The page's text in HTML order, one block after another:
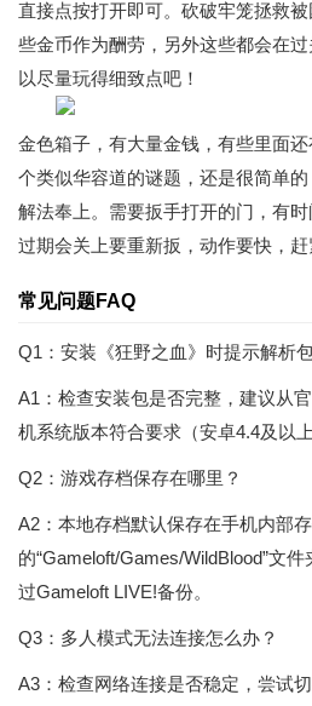
直接点按打开即可。砍破牢笼拯救
些金币作为酬劳，另外这些都会在
以尽量玩得细致点吧！
金色箱子，有大量金钱，有些里面
个类似华容道的谜题，还是很简单
解法奉上。需要扳手打开的门，有时
过期会关上要重新扳，动作要快，赶
常见问题FAQ
Q1：安装《狂野之血》时提示解析
A1：检查安装包是否完整，建议从
机系统版本符合要求（安卓4.4及以上
Q2：游戏存档保存在哪里？
A2：本地存档默认保存在手机内部
的“Gameloft/Games/WildBlood”文
过Gameloft LIVE!备份。
Q3：多人模式无法连接怎么办？
A3：检查网络连接是否稳定，尝试